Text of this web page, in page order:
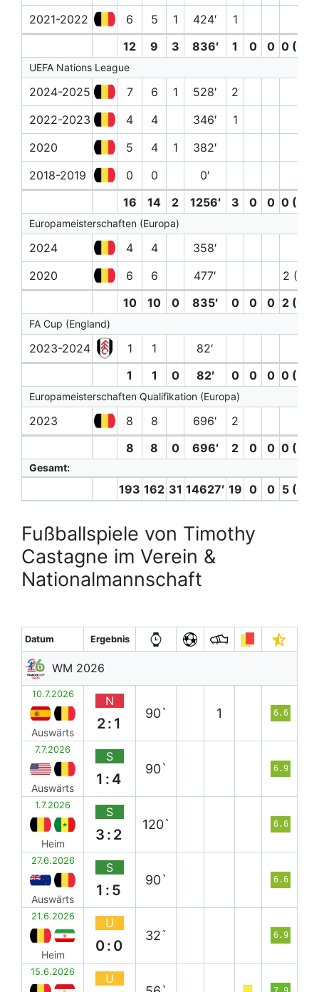
2021-2022
6 5 1 424′
1
12
9 3 836′ 1 0 0 0 (0)
UEFA Nations League
2024-2025 7 6 1 528′
2
2022-2023
4 4 346′
1
2020
5 4 1
382′
2018-2019
0 0
0′
16
14 2 1256′ 3 0 0 0 (0)
Europameisterschaften (Europa)
2024 4 4
358′
2020
6 6 477′ 2 (0)
10
10 0 835′ 0 0 0 2 (0)
FA Cup (England)
2023-2024 1 1
82′
1
1 0 82′ 0 0 0 0 (0)
Europameisterschaften Qualifikation (Europa)
2023 8 8 696′ 2
8
8 0 696′ 2 0 0 0 (0)
Gesamt:
193 162 31 14627′ 19 0 0 5 (0)
Fußballspiele von Timothy
Castagne im Verein &
Nationalmannschaft
Datum Ergebnis
WM 2026
10.7.2026
Auswärts
N
2:1
90` 1 6.6
7.7.2026
Auswärts
S
1:4
90` 6.9
1.7.2026
Heim
S
3:2
120` 6.6
27.6.2026
Auswärts
S
1:5
90` 6.6
21.6.2026
Heim
U
0:0
32` 6.9
15.6.2026 U